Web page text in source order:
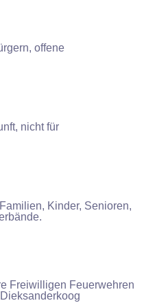
offene
nicht für
Kinder, Senioren,
Freiwilligen Feuerwehren